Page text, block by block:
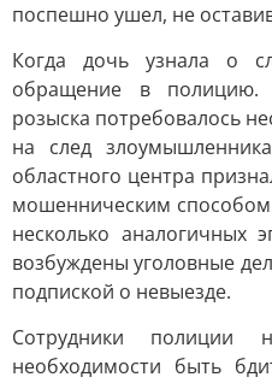
поспешно ушел, не
Когда дочь узнала о
обращение в полицию.
розыска потребовалось
на след
областного центра
мошенническим
несколько аналогичных
возбуждены уголовные
подпиской о невыезде.
Сотрудники полиции
необходимости быть